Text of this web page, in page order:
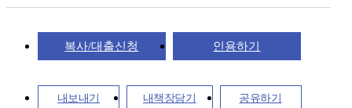
복사/대출신청 인용하기
내보내기 내책장담기 공유하기